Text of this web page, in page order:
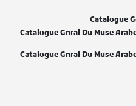
Catalogue
Catalogue Gnral Du Muse
Catalogue Gnral Du Muse